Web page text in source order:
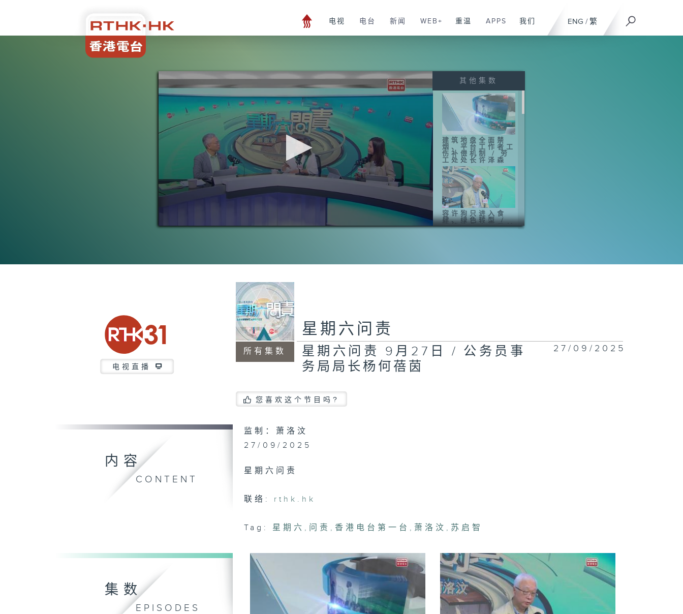
ENG / 繁
电视 电台 新闻 WEB+ 重温 APPS 我们
0
其他集数
建筑地盘全面禁
烟、平台工作者工
伤补偿机制 / 劳
工处处长许泽森
容许狗只进入食
肆、绿色转型 /
环境及生态局局长
白石角车站项目、
报告 / 劳工及福
利局局长孙玉菡
香港五年规划展开
公众谘询 / 政制
及内地事务局局长
谢小华
电视直播
所有集数
星期六问责
星期六问责 9月27日 / 公务员事
务局局长杨何蓓茵
27/09/2025
您喜欢这个节目吗?
内容
CONTENT
监制：萧洛汶
27/09/2025
星期六问责
联络: rthk.hk
Tag: 星期六 , 问责 , 香港电台第一台 , 萧洛汶 , 苏启智
集数
EPISODES